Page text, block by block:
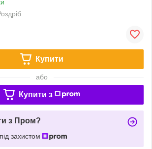
Купити
або
Купити з
з Пром?
захистом